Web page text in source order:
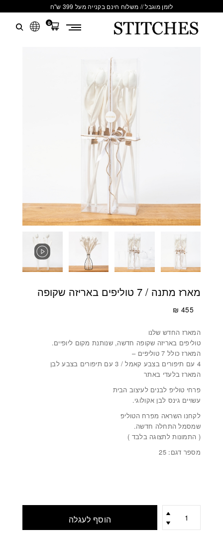
לזמן מוגבל // משלוח חינם בקנייה מעל 399 ש"ח
0
מארז מתנה / 7 טוליפים באריזה שקופה
₪ 455
המארז החדש שלנו
טוליפים באריזה שקופה חדשה, שנותנת מקום ליופיים.
המארז כולל 7 טוליפים –
4 עם תיפורים בצבע קאמל / 3 עם תיפורים בצבע לבן
המארז בלעדי באתר
פרחי טוליפ לבנים לעיצוב הבית
עשויים גינס לבן אקולוגי.
לקחנו השראה מפרח הטוליפ
שמסמל התחלה חדשה.
( התמונות לתצוגה בלבד )
מספר דגם: 25
הוסף לעגלה